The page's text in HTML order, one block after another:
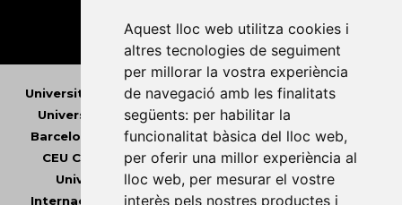
Aquest lloc web utilitza cookies i
altres tecnologies de seguiment
per millorar la vostra experiència
de navegació amb les finalitats
següents: per habilitar la
funcionalitat bàsica del lloc web,
per oferir una millor experiència al
lloc web, per mesurar el vostre
interès pels nostres productes i
Universitat Abat Oliba CEU•Universitat d'Alacant
Universitat d'Andorra•Universitat Autònoma de
Barcelona
Universitat de Barcelona•Universitat
CEU Cardenal Herrera•Universitat de Girona •
Universitat de les Illes Balears• Universitat
Internacional de Catalunya•Universitat Jaume I